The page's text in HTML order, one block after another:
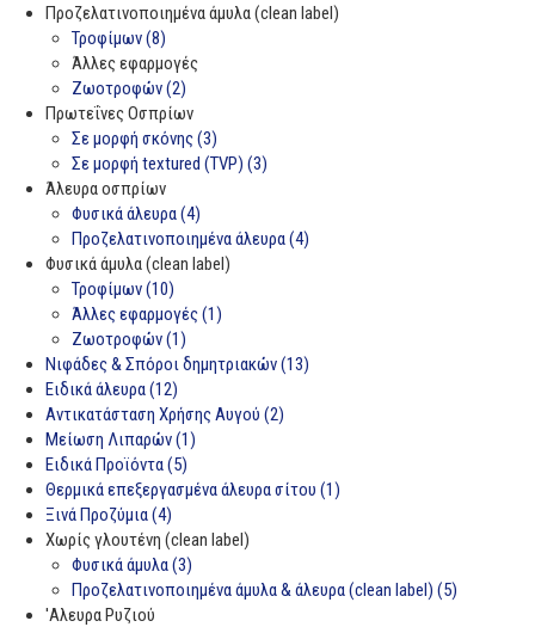
Προζελατινοποιημένα άμυλα (clean label)
Τροφίμων (8)
Άλλες εφαρμογές
Ζωοτροφών (2)
Πρωτεΐνες Οσπρίων
Σε μορφή σκόνης (3)
Σε μορφή textured (TVP) (3)
Άλευρα οσπρίων
Φυσικά άλευρα (4)
Προζελατινοποιημένα άλευρα (4)
Φυσικά άμυλα (clean label)
Τροφίμων (10)
Άλλες εφαρμογές (1)
Ζωοτροφών (1)
Νιφάδες & Σπόροι δημητριακών (13)
Ειδικά άλευρα (12)
Αντικατάσταση Χρήσης Αυγού (2)
Μείωση Λιπαρών (1)
Ειδικά Προϊόντα (5)
Θερμικά επεξεργασμένα άλευρα σίτου (1)
Ξινά Προζύμια (4)
Χωρίς γλουτένη (clean label)
Φυσικά άμυλα (3)
Προζελατινοποιημένα άμυλα & άλευρα (clean label) (5)
'Αλευρα Ρυζιού